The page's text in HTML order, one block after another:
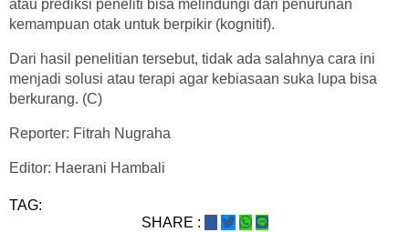
atau prediksi peneliti bisa melindungi dari penurunan
kemampuan otak untuk berpikir (kognitif).
Dari hasil penelitian tersebut, tidak ada salahnya cara ini
menjadi solusi atau terapi agar kebiasaan suka lupa bisa
berkurang. (C)
Reporter: Fitrah Nugraha
Editor: Haerani Hambali
TAG:
SHARE :